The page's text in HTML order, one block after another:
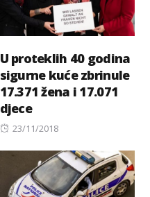
U proteklih 40 godina
sigurne kuće zbrinule
17.371 žena i 17.071
djece
Posted
23/11/2018